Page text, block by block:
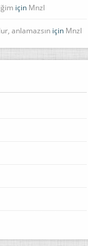
için Mnzl
anlamazsın için Mnzl